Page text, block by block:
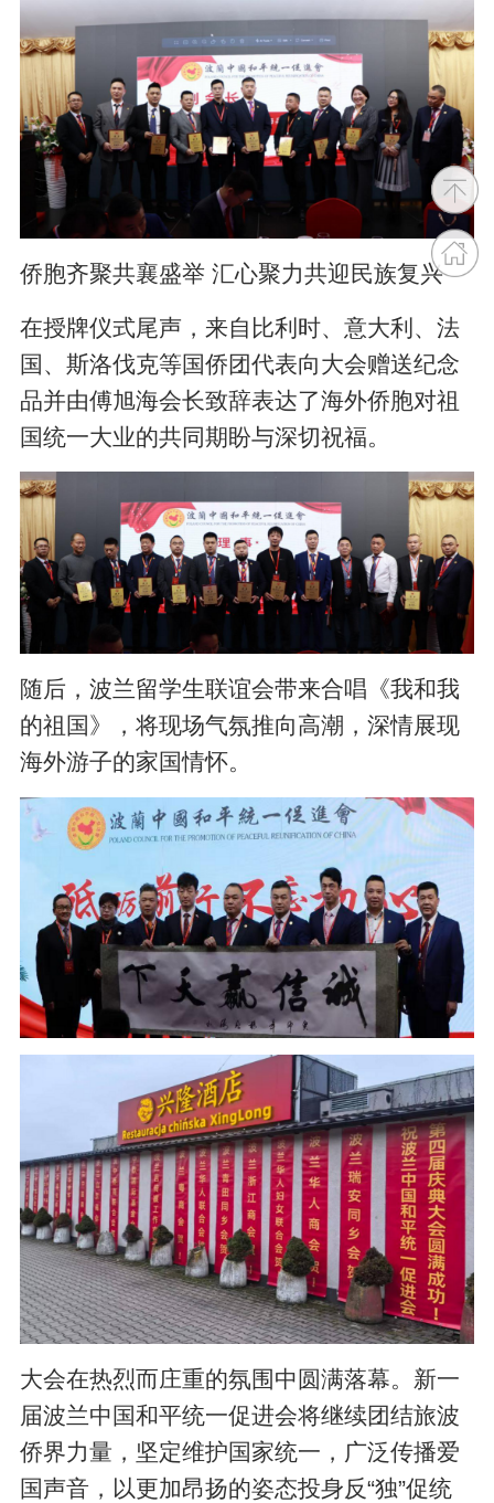
侨胞齐聚共襄盛举 汇心聚力共迎民族复兴
在授牌仪式尾声，来自比利时、意大利、法
国、斯洛伐克等国侨团代表向大会赠送纪念
品并由傅旭海会长致辞表达了海外侨胞对祖
国统一大业的共同期盼与深切祝福。
随后，波兰留学生联谊会带来合唱《我和我
的祖国》，将现场气氛推向高潮，深情展现
海外游子的家国情怀。
大会在热烈而庄重的氛围中圆满落幕。新一
届波兰中国和平统一促进会将继续团结旅波
侨界力量，坚定维护国家统一，广泛传播爱
国声音，以更加昂扬的姿态投身反“独”促统